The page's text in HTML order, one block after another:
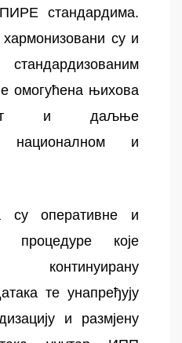
стандардима.
су и
омогућена њихова
и даљње
и
су оперативне и
које
те унапређују
и размјену